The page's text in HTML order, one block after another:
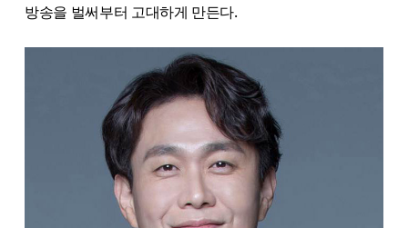
방송을 벌써부터 고대하게 만든다.